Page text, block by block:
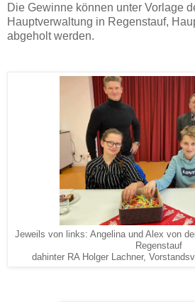
Die Gewinne können unter Vorlage
Hauptverwaltung in Regenstauf,
abgeholt werden.
Jeweils von links: Angelina und Alex von
Regenstauf
dahinter RA Holger Lachner,